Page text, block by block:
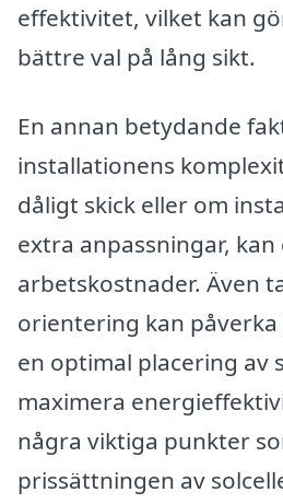
effektivitet, vilket kan
bättre val på lång sikt.
En annan betydande
installationens
dåligt skick eller om
extra anpassningar,
arbetskostnader. Även
orientering kan
en optimal placering av
maximera
några viktiga punkter
prissättningen av